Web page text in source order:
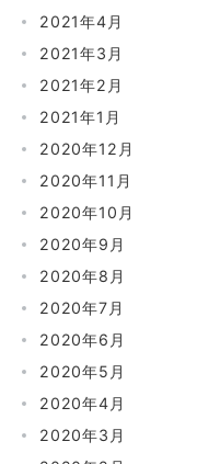
2021年4月
2021年3月
2021年2月
2021年1月
2020年12月
2020年11月
2020年10月
2020年9月
2020年8月
2020年7月
2020年6月
2020年5月
2020年4月
2020年3月